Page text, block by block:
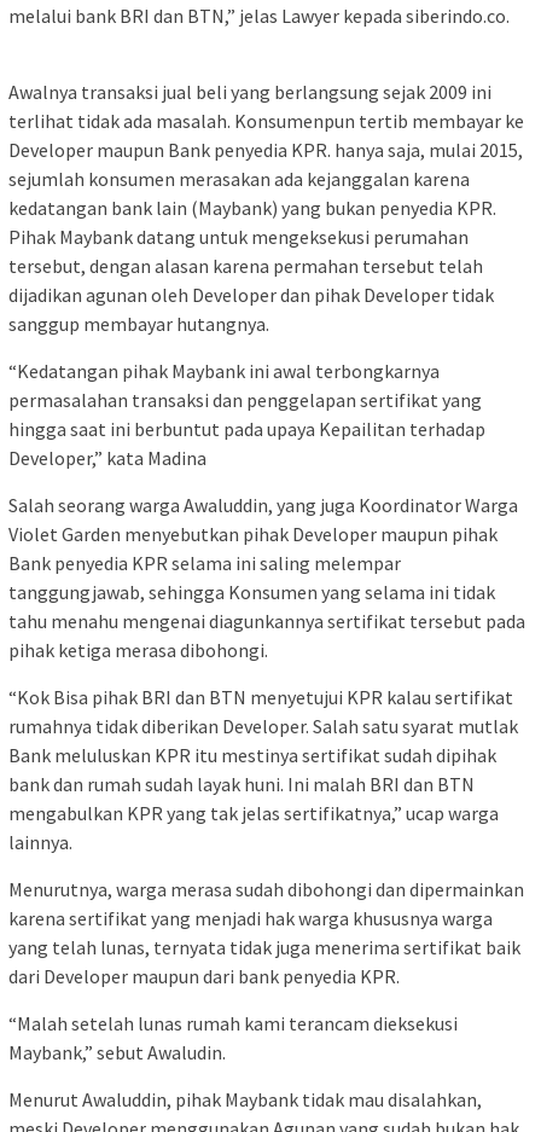
melalui bank BRI dan BTN,” jelas Lawyer kepada siberindo.co.
Awalnya transaksi jual beli yang berlangsung sejak 2009 ini
terlihat tidak ada masalah. Konsumenpun tertib membayar ke
Developer maupun Bank penyedia KPR. hanya saja, mulai 2015,
sejumlah konsumen merasakan ada kejanggalan karena
kedatangan bank lain (Maybank) yang bukan penyedia KPR.
Pihak Maybank datang untuk mengeksekusi perumahan
tersebut, dengan alasan karena permahan tersebut telah
dijadikan agunan oleh Developer dan pihak Developer tidak
sanggup membayar hutangnya.
“Kedatangan pihak Maybank ini awal terbongkarnya
permasalahan transaksi dan penggelapan sertifikat yang
hingga saat ini berbuntut pada upaya Kepailitan terhadap
Developer,” kata Madina
Salah seorang warga Awaluddin, yang juga Koordinator Warga
Violet Garden menyebutkan pihak Developer maupun pihak
Bank penyedia KPR selama ini saling melempar
tanggungjawab, sehingga Konsumen yang selama ini tidak
tahu menahu mengenai diagunkannya sertifikat tersebut pada
pihak ketiga merasa dibohongi.
“Kok Bisa pihak BRI dan BTN menyetujui KPR kalau sertifikat
rumahnya tidak diberikan Developer. Salah satu syarat mutlak
Bank meluluskan KPR itu mestinya sertifikat sudah dipihak
bank dan rumah sudah layak huni. Ini malah BRI dan BTN
mengabulkan KPR yang tak jelas sertifikatnya,” ucap warga
lainnya.
Menurutnya, warga merasa sudah dibohongi dan dipermainkan
karena sertifikat yang menjadi hak warga khususnya warga
yang telah lunas, ternyata tidak juga menerima sertifikat baik
dari Developer maupun dari bank penyedia KPR.
“Malah setelah lunas rumah kami terancam dieksekusi
Maybank,” sebut Awaludin.
Menurut Awaluddin, pihak Maybank tidak mau disalahkan,